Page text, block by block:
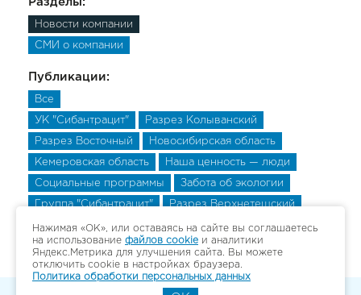
Новости компании
СМИ о компании
Публикации:
Все
УК "Сибантрацит" Разрез Колыванский
Разрез Восточный Новосибирская область
Кемеровская область Наша ценность — люди
Социальные программы Забота об экологии
Группа "Сибантрацит" Разрез Верхнетешский
Разрез Верхнетешский Разрез Верхнетешский
Нажимая «ОК», или оставаясь на сайте вы соглашаетесь
на использование файлов cookie и аналитики
Яндекс.Метрика для улучшения сайта. Вы можете
отключить cookie в настройках браузера.
Политика обработки персональных данных